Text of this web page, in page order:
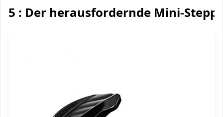
5 : Der herausfordernde Mini-